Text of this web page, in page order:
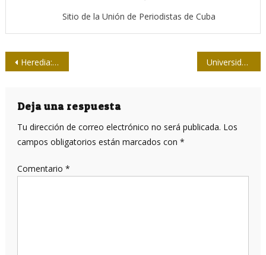
Sitio de la Unión de Periodistas de Cuba
Navegación
entradas
Heredia: pasión por la libertad Universidad de Oriente: nuevo plan de estudios en Periodismo
Deja una respuesta
Tu dirección de correo electrónico no será publicada. Los
campos obligatorios están marcados con *
Comentario *